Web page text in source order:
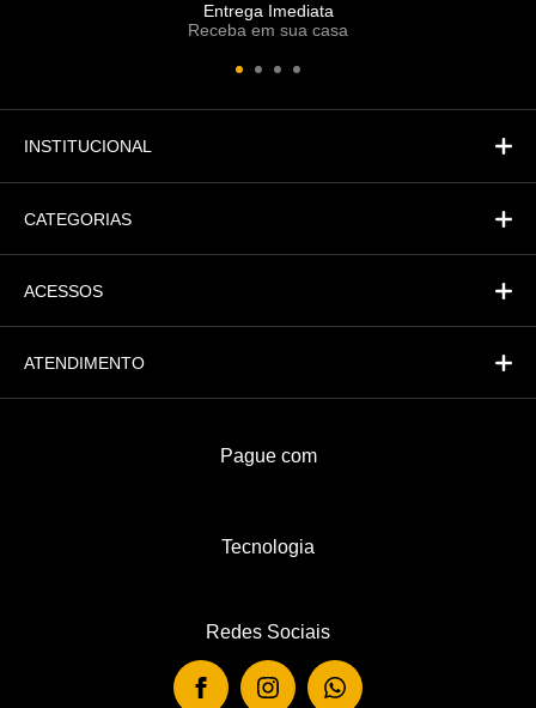
Entrega Imediata
Receba em sua casa
INSTITUCIONAL
CATEGORIAS
ACESSOS
ATENDIMENTO
Pague com
Tecnologia
Redes Sociais